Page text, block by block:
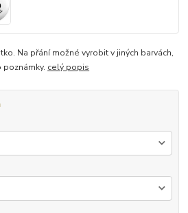
Na přání možné vyrobit v jiných barvách,
celý popis